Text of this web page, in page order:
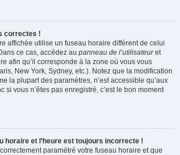
correctes !
affichée utilise un fuseau horaire différent de celui
ce cas, accédez au panneau de l’utilisateuret
afin qu’il corresponde à la zone où vous vous
New York, Sydney, etc.). Notez que la modification
la plupart des paramètres, n’est accessible qu’aux
si vous n’êtes pas enregistré, c’est le bon moment
horaire et l’heure est toujours incorrecte !
paramétré votre fuseau horaire et que